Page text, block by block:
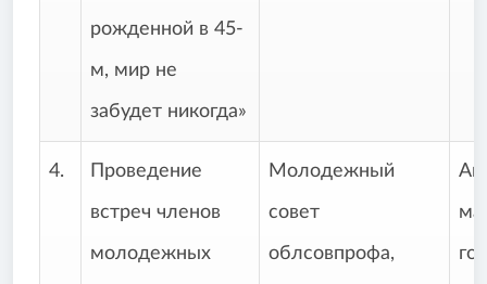
рожденной в 45-
м, мир не
забудет никогда»
4. Проведение
встреч членов
молодежных
Молодежный
совет
облсовпрофа,